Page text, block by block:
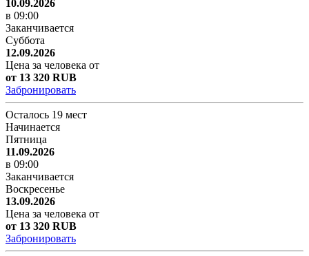
10.09.2026
в 09:00
Заканчивается
Суббота
12.09.2026
Цена за человека от
от 13 320 RUB
Забронировать
Осталось 19 мест
Начинается
Пятница
11.09.2026
в 09:00
Заканчивается
Воскресенье
13.09.2026
Цена за человека от
от 13 320 RUB
Забронировать